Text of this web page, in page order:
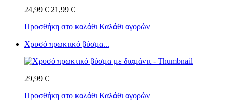
24,99 € 21,99 €
Προσθήκη στο καλάθι Καλάθι αγορών
Χρυσό πρωκτικό βύσμα...
29,99 €
Προσθήκη στο καλάθι Καλάθι αγορών